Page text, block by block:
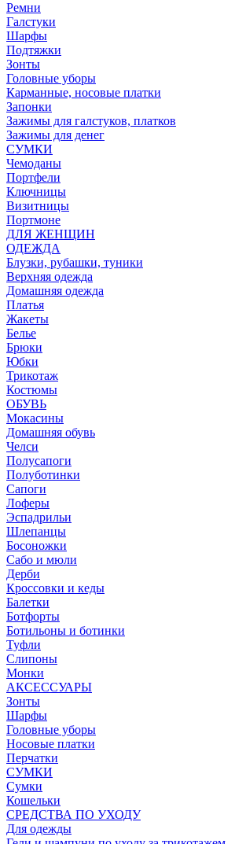
Ремни
Галстуки
Шарфы
Подтяжки
Зонты
Головные уборы
Карманные, носовые платки
Запонки
Зажимы для галстуков, платков
Зажимы для денег
СУМКИ
Чемоданы
Портфели
Ключницы
Визитницы
Портмоне
ДЛЯ ЖЕНЩИН
ОДЕЖДА
Блузки, рубашки, туники
Верхняя одежда
Домашняя одежда
Платья
Жакеты
Белье
Брюки
Юбки
Трикотаж
Костюмы
ОБУВЬ
Мокасины
Домашняя обувь
Челси
Полусапоги
Полуботинки
Сапоги
Лоферы
Эспадрильи
Шлепанцы
Босоножки
Сабо и мюли
Дерби
Кроссовки и кеды
Балетки
Ботфорты
Ботильоны и ботинки
Туфли
Слипоны
Монки
АКСЕССУАРЫ
Зонты
Шарфы
Головные уборы
Носовые платки
Перчатки
СУМКИ
Сумки
Кошельки
CРЕДСТВА ПО УХОДУ
Для одежды